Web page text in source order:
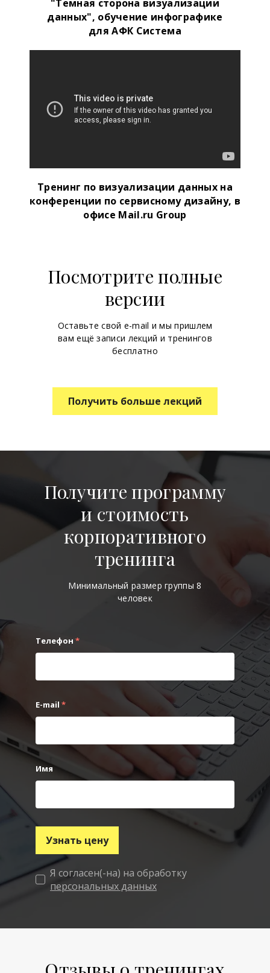
"Темная сторона визуализации
данных", обучение инфографике
для АФК Система
Тренинг по визуализации данных на
конференции по сервисному дизайну, в
офисе Mail.ru Group
Посмотрите полные
версии
Оставьте свой e-mail и мы пришлем
вам ещё записи лекций и тренингов
бесплатно
Получить больше лекций
Получите программу
и стоимость
корпоративного
тренинга
Минимальный размер группы 8
человек
Телефон *
E-mail *
Имя
Узнать цену
Я согласен(-на) на обработку
персональных данных